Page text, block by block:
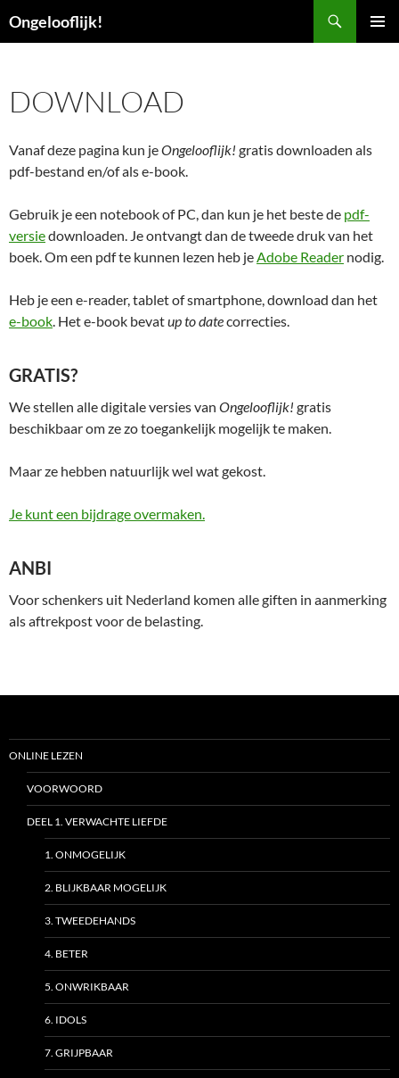
naar
Ongelooflijk!
DOWNLOAD
Vanaf deze pagina kun jeOngelooflijk! gratis downloaden als
pdf-bestand en/of als e-book.
Gebruik je een notebook of PC, dan kun je het beste de pdf-
versiedownloaden. Je ontvangt dan de tweede druk van het
boek. Om een pdf te kunnen lezen heb jeAdobe Reader nodig.
Heb je een e-reader, tablet of smartphone, download dan het
e-book. Het e-book bevatup to datecorrecties.
GRATIS?
We stellen alle digitale versies van Ongelooflijk! gratis
beschikbaar om ze zo toegankelijk mogelijk te maken.
Maar ze hebben natuurlijk wel wat gekost.
Je kunt een bijdrage overmaken.
ANBI
Voor schenkers uit Nederland komen alle giften in aanmerking
als aftrekpost voor de belasting.
ONLINE LEZEN
VOORWOORD
DEEL 1. VERWACHTE LIEFDE
1. ONMOGELIJK
2. BLIJKBAAR MOGELIJK
3. TWEEDEHANDS
4. BETER
5. ONWRIKBAAR
6. IDOLS
7. GRIJPBAAR